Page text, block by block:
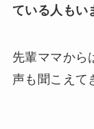
ている人もい
先輩ママから
声も聞こえて